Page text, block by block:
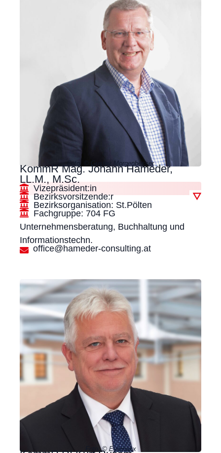
Foto: © Gustav Morgenbesser
KommR Mag. Johann Hameder,
LL.M., M.Sc.
Vizepräsident:in
Bezirksvorsitzende:r
▽
Bezirksorganisation: St.Pölten
Fachgruppe: 704 FG
Unternehmensberatung, Buchhaltung und
Informationstechn.
office@hameder-consulting.at
Foto: © Eyemaxx